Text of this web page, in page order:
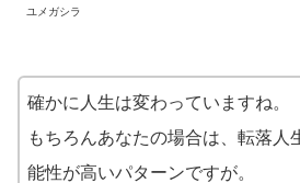
ユメガシラ
確かに人生は変わっていますね。
もちろんあなたの場合は、転落人
能性が高いパターンですが。